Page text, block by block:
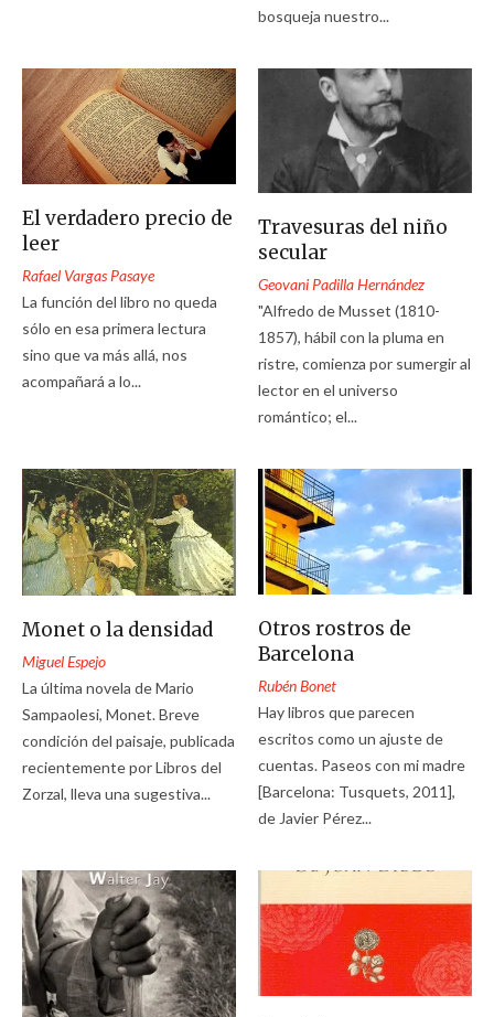
bosqueja nuestro...
El verdadero precio de
leer
Rafael Vargas Pasaye
La función del libro no queda
sólo en esa primera lectura
sino que va más allá, nos
acompañará a lo...
Travesuras del niño
secular
Geovani Padilla Hernández
"Alfredo de Musset (1810-
1857), hábil con la pluma en
ristre, comienza por sumergir al
lector en el universo
romántico; el...
Monet o la densidad
Miguel Espejo
La última novela de Mario
Sampaolesi, Monet. Breve
condición del paisaje, publicada
recientemente por Libros del
Zorzal, lleva una sugestiva...
Otros rostros de
Barcelona
Rubén Bonet
Hay libros que parecen
escritos como un ajuste de
cuentas. Paseos con mi madre
[Barcelona: Tusquets, 2011],
de Javier Pérez...